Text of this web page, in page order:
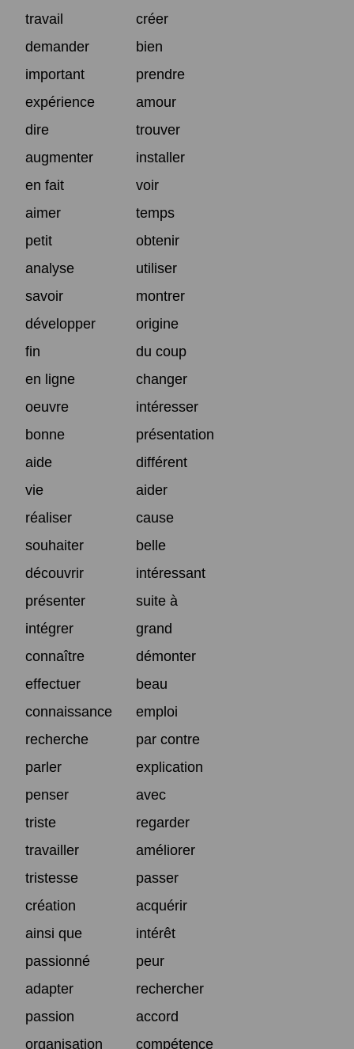
travail
créer
demander
bien
important
prendre
expérience
amour
dire
trouver
augmenter
installer
en fait
voir
aimer
temps
petit
obtenir
analyse
utiliser
savoir
montrer
développer
origine
fin
du coup
en ligne
changer
oeuvre
intéresser
bonne
présentation
aide
différent
vie
aider
réaliser
cause
souhaiter
belle
découvrir
intéressant
présenter
suite à
intégrer
grand
connaître
démonter
effectuer
beau
connaissance
emploi
recherche
par contre
parler
explication
penser
avec
triste
regarder
travailler
améliorer
tristesse
passer
création
acquérir
ainsi que
intérêt
passionné
peur
adapter
rechercher
passion
accord
organisation
compétence